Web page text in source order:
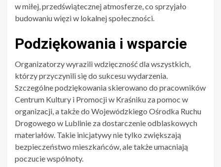
w miłej, przedświątecznej atmosferze, co sprzyjało
budowaniu więzi w lokalnej społeczności.
Podziękowania i wsparcie
Organizatorzy wyrazili wdzięczność dla wszystkich,
którzy przyczynili się do sukcesu wydarzenia.
Szczególne podziękowania skierowano do pracowników
Centrum Kultury i Promocji w Kraśniku za pomoc w
organizacji, a także do Wojewódzkiego Ośrodka Ruchu
Drogowego w Lublinie za dostarczenie odblaskowych
materiałów. Takie inicjatywy nie tylko zwiększają
bezpieczeństwo mieszkańców, ale także umacniają
poczucie wspólnoty.